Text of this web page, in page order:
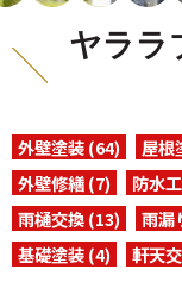
ヤララ
外壁塗装 (64) 屋根
外壁修繕 (7)
防水
雨樋交換 (13)
雨漏
基礎塗装 (4)
軒天